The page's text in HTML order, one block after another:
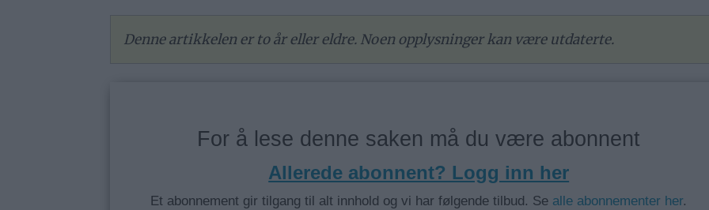
Denne artikkelen er to år eller eldre. Noen opplysninger kan være utdaterte.
For å lese denne saken må du være abonnent
Allerede abonnent? Logg inn her
Et abonnement gir tilgang til alt innhold og vi har følgende tilbud. Se alle abonnementer her.